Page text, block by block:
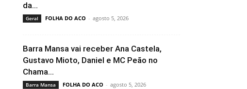
da...
Geral FOLHA DO ACO - agosto 5, 2026
Barra Mansa vai receber Ana Castela,
Gustavo Mioto, Daniel e MC Peão no
Chama...
Barra Mansa FOLHA DO ACO - agosto 5, 2026